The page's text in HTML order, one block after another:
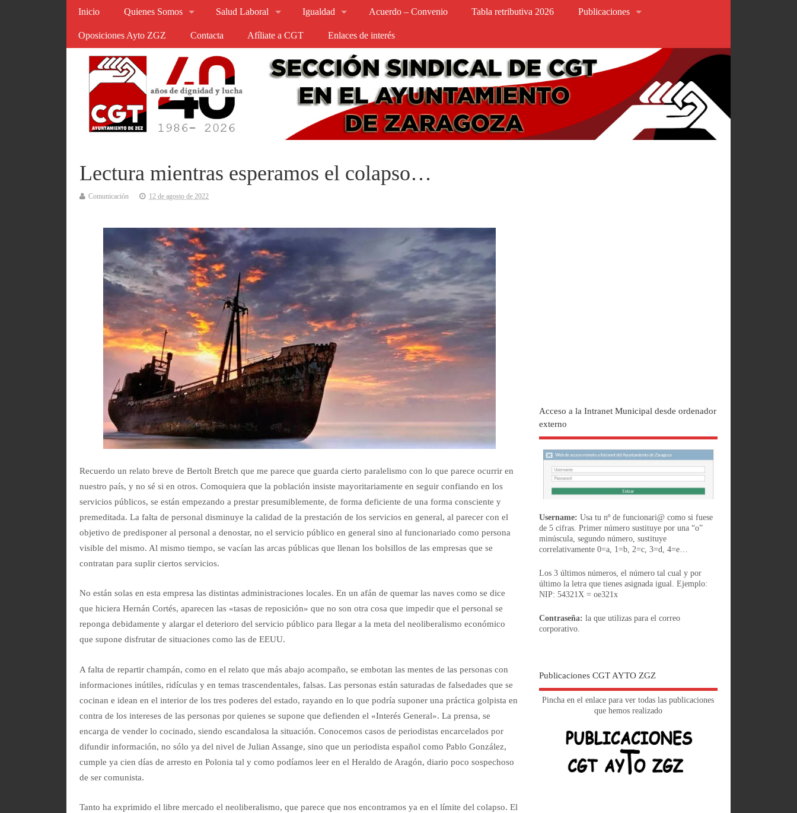
Inicio Quienes Somos Salud Laboral Igualdad Acuerdo – Convenio Tabla retributiva 2026 Publicaciones
Oposiciones Ayto ZGZ Contacta Afíliate a CGT Enlaces de interés
Lectura mientras esperamos el colapso…
Comunicación 12 de agosto de 2022
Recuerdo un relato breve de Bertolt Bretch que me parece que guarda cierto paralelismo con lo que parece ocurrir en
nuestro país, y no sé si en otros. Comoquiera que la población insiste mayoritariamente en seguir confiando en los
servicios públicos, se están empezando a prestar presumiblemente, de forma deficiente de una forma consciente y
premeditada. La falta de personal disminuye la calidad de la prestación de los servicios en general, al parecer con el
objetivo de predisponer al personal a denostar, no el servicio público en general sino al funcionariado como persona
visible del mismo. Al mismo tiempo, se vacían las arcas públicas que llenan los bolsillos de las empresas que se
contratan para suplir ciertos servicios.
No están solas en esta empresa las distintas administraciones locales. En un afán de quemar las naves como se dice
que hiciera Hernán Cortés, aparecen las «tasas de reposición» que no son otra cosa que impedir que el personal se
reponga debidamente y alargar el deterioro del servicio público para llegar a la meta del neoliberalismo económico
que supone disfrutar de situaciones como las de EEUU.
A falta de repartir champán, como en el relato que más abajo acompaño, se embotan las mentes de las personas con
informaciones inútiles, ridículas y en temas trascendentales, falsas. Las personas están saturadas de falsedades que se
cocinan e idean en el interior de los tres poderes del estado, rayando en lo que podría suponer una práctica golpista en
contra de los intereses de las personas por quienes se supone que defienden el «Interés General». La prensa, se
encarga de vender lo cocinado, siendo escandalosa la situación. Conocemos casos de periodistas encarcelados por
difundir información, no sólo ya del nivel de Julian Assange, sino que un periodista español como Pablo González,
cumple ya cien días de arresto en Polonia tal y como podíamos leer en el Heraldo de Aragón, diario poco sospechoso
de ser comunista.
Tanto ha exprimido el libre mercado el neoliberalismo, que parece que nos encontramos ya en el límite del colapso. El
Acceso a la Intranet Municipal desde ordenador
externo
Username: Usa tu nº de funcionari@ como si fuese
de 5 cifras. Primer número sustituye por una “o”
minúscula, segundo número, sustituye
correlativamente 0=a, 1=b, 2=c, 3=d, 4=e…
Los 3 últimos números, el número tal cual y por
último la letra que tienes asignada igual. Ejemplo:
NIP: 54321X = oe321x
Contraseña: la que utilizas para el correo
corporativo.
Publicaciones CGT AYTO ZGZ
Pincha en el enlace para ver todas las publicaciones
que hemos realizado